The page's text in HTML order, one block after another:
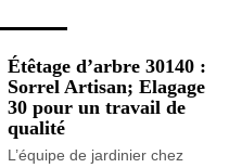
Étêtage d’arbre 30140 :
Sorrel Artisan; Elagage
30 pour un travail de
qualité
L’équipe de jardinier chez